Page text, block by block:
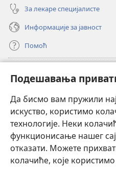
Подешавања
Да бисмо вам пружили
искуство, користимо
технологије. Неки
функционисање нашег
отказати. Можете
колачиће, које
За лекаре специјалисте
Информације за јавност
Помоћ
(отвара
нови
прозор)ОНЛАЈН БИБЛИОТЕКА
(отвара
нови
прозор)JW Hub®
(отвара
нови
прозор)JW Library
Watchtower Library ®